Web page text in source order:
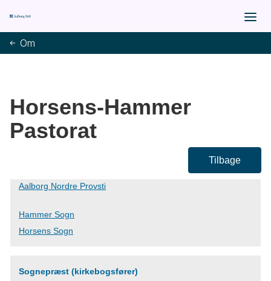
Om
Horsens-Hammer
Pastorat
Tilbage
Aalborg Nordre Provsti
Hammer Sogn
Horsens Sogn
Sognepræst (kirkebogsfører)